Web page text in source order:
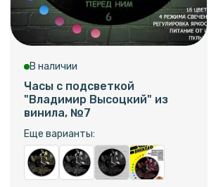
В наличии
Часы с подсветкой
"Владимир Высоцкий" из
винила, №7
Еще варианты: